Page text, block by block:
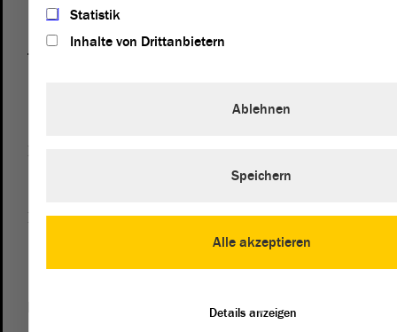
Auf Google Maps
Telefon und Fax
Presse- und Öffentlichkeitsarbeit
Besucherdienst
Statistik
Inhalte von Drittanbietern
Alle akzeptieren
Ablehnen
Speichern
Details anzeigen